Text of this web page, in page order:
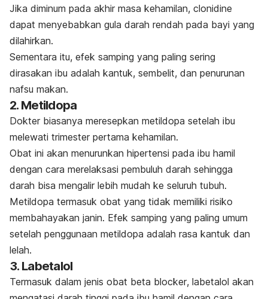
Jika diminum pada akhir masa kehamilan, clonidine
dapat menyebabkan gula darah rendah pada bayi yang
dilahirkan.
Sementara itu, efek samping yang paling sering
dirasakan ibu adalah kantuk, sembelit, dan penurunan
nafsu makan.
2. Metildopa
Dokter biasanya meresepkan metildopa setelah ibu
melewati trimester pertama kehamilan.
Obat ini akan menurunkan hipertensi pada ibu hamil
dengan cara merelaksasi pembuluh darah sehingga
darah bisa mengalir lebih mudah ke seluruh tubuh.
Metildopa termasuk obat yang tidak memiliki risiko
membahayakan janin. Efek samping yang paling umum
setelah penggunaan metildopa adalah rasa kantuk dan
lelah.
3. Labetalol
Termasuk dalam jenis obat beta blocker, labetalol akan